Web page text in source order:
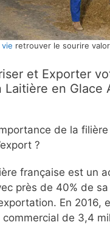
retrouver le sourire
et Exporter
Laitière en Glace
de la
?
française est un
près de 40% de
En 2016,
de 3,4